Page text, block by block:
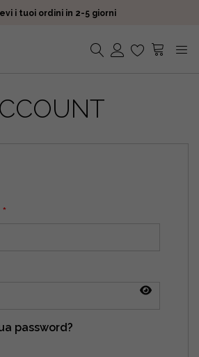
i tuoi ordini in 2-5 giorni
15% di sconto e spedizione gratuita
i tuoi ordini in 2-5 giorni
*
password?